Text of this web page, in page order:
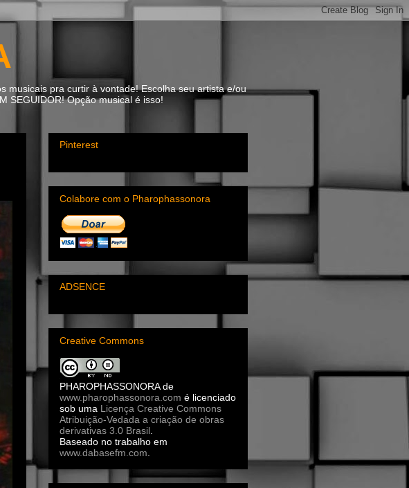
musicais pra curtir à vontade! Escolha seu artista e/ou
SEGUIDOR! Opção musical é isso!
Pinterest
Colabore com o Pharophassonora
ADSENCE
Creative Commons
PHAROPHASSONORAde
www.pharophassonora.com é licenciado
sob uma Licença Creative Commons
Atribuição-Vedada a criação de obras
derivativas 3.0 Brasil
Baseado no trabalho em
www.dabasefm.com